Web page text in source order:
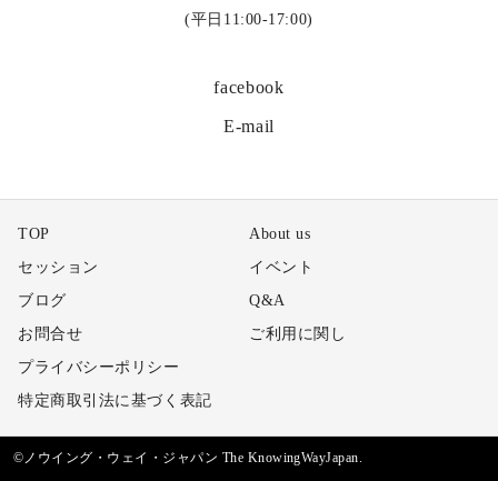
(平日11:00-17:00)
facebook
E-mail
TOP
About us
セッション
イベント
ブログ
Q&A
お問合せ
ご利用に関し
プライバシーポリシー
特定商取引法に基づく表記
©ノウイング・ウェイ・ジャパン The KnowingWayJapan.